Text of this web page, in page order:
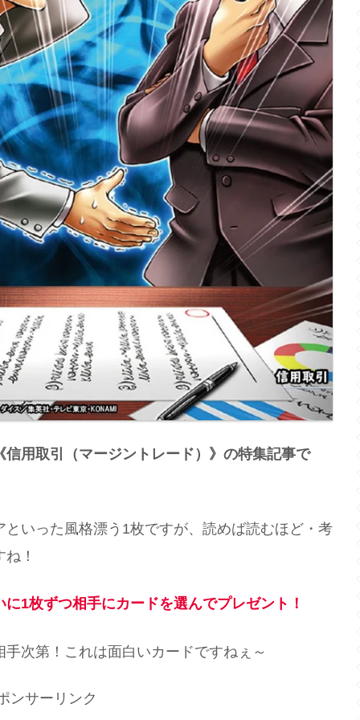
信用取引（マージントレード）》の特集記事で
いった風格漂う1枚ですが、読めば読むほど・考
！
1枚ずつ相手にカードを選んでプレゼント！
次第！これは面白いカードですねぇ～
ンサーリンク